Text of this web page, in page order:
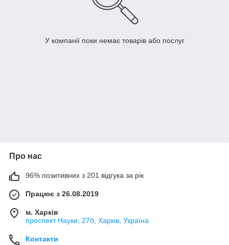
У компанії поки немає товарів або послуг
Про нас
96% позитивних з 201 відгука за рік
Працює з 26.08.2019
м. Харків
проспект Науки, 27б, Харків, Україна
Контакти